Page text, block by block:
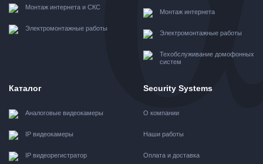
Монтаж интернета и СКС
Электромонтажные работы
Монтаж интернета
Электромонтажные работы
Техобслуживание домофонных
систем
Каталог
Аналоговые видеокамеры
IP видеокамеры
IP видеорегистратор
Security Systems
О компании
Наши работы
Оплата и доставка